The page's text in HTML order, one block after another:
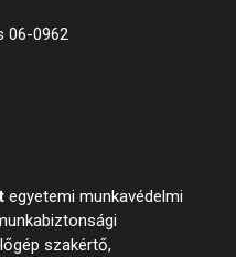
06-0962
egyetemi munkavédelmi
szakértő,